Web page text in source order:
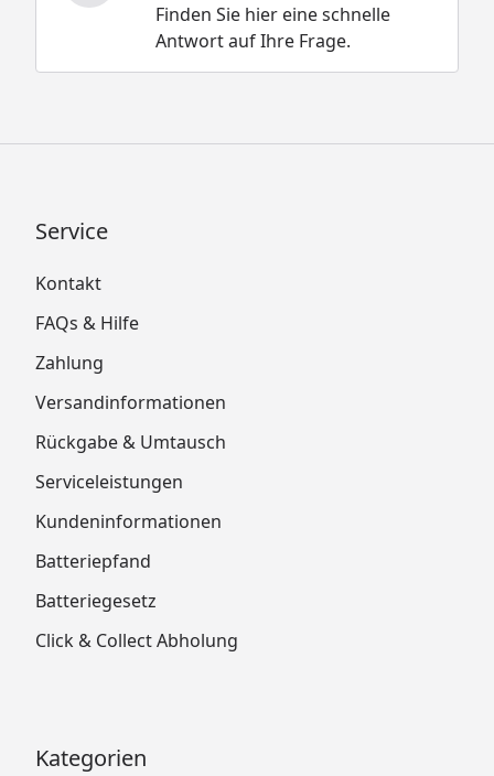
Finden Sie hier eine schnelle
Antwort auf Ihre Frage.
Service
Kontakt
FAQs & Hilfe
Zahlung
Versandinformationen
Rückgabe & Umtausch
Serviceleistungen
Kundeninformationen
Batteriepfand
Batteriegesetz
Click & Collect Abholung
Kategorien